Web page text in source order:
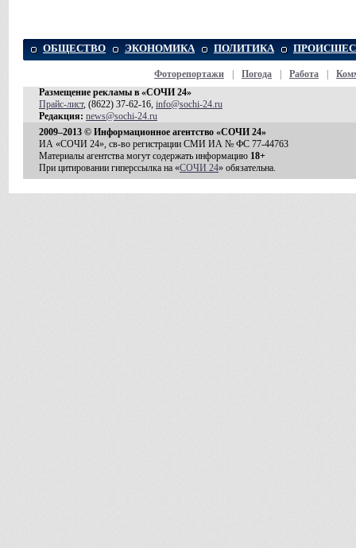
ОБЩЕСТВО ЭКОНОМИКА ПОЛИТИКА
Фоторепортажи Погода Работа
Размещение рекламы в «СОЧИ 24»
Прайс-лист, (8622) 37-62-16, info@sochi-24.ru
Редакция: news@sochi-24.ru
2009–2013 © Информационное агентство «СОЧИ 24»
ИА «СОЧИ 24», св-во регистрации СМИ ИА № ФС 77-44763
Материалы агентства могут содержать информацию 18+
При цитировании гиперссылка на «СОЧИ 24» обязательна.